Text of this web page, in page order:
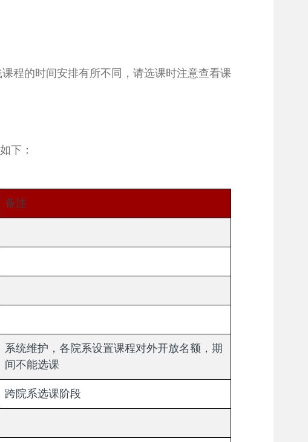
程的时间安排有所不同，请选课时注意查看课
下：
备注
系统维护，各院系设置课程对外开放名额，期
间不能选课
跨院系选课阶段